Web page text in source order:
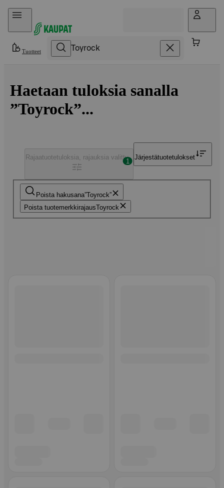
Hyppää sisältöön
Tuotteet
Haetaan tuloksia sanalla
”Toyrock”...
Poista hakusana Toyrock
Poista tuotemerkkirajausToyrock
Rajaatuotetuloksia, rajauksia valittu
1
Järjestätuotetulokset